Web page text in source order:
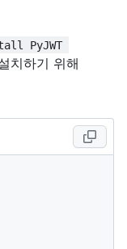
PyJWT
치하기 위해